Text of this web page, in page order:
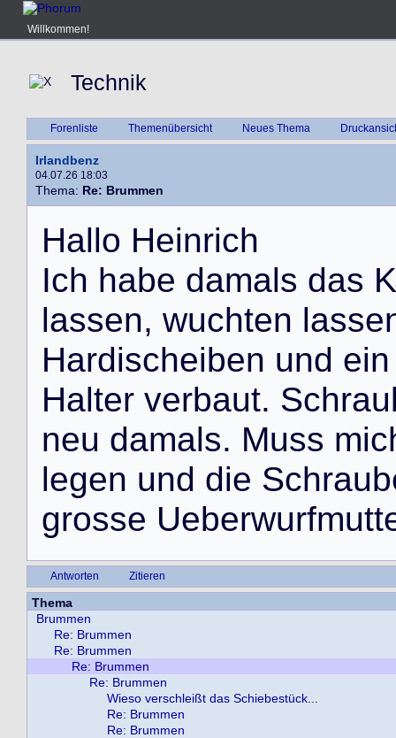
Willkommen!
Technik
Forenliste Themenübersicht Neues Thema
Irlandbenz
04.07.26 18:03
Thema: Re: Brummen
Hallo Heinrich
Ich habe damals das K
lassen, wuchten lasse
Hardischeiben und ein
Halter verbaut. Schrau
neu damals. Muss mic
legen und die Schraub
grosse Ueberwurfmutt
Antworten Zitieren
Thema
Brummen
Re: Brummen
Re: Brummen
Re: Brummen
Re: Brummen
Wieso verschleißt das Schiebestück...
Re: Brummen
Re: Brummen